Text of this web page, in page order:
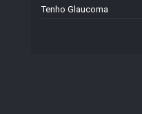
Tenho Glaucoma